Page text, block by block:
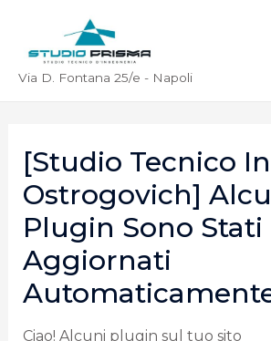
Via D. Fontana 25/e - Napoli
[Studio Tecnico
Ostrogovich]
Plugin Sono Stati
Aggiornati
Ciao! Alcuni plugin sul tuo sito